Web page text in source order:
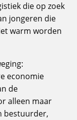
die op zoek
jongeren die
warm worden
economie
de
alleen maar
bestuurder,